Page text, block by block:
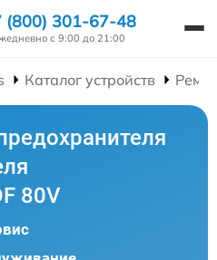
(800) 301-67-48
с 9:00 до 21:00
Каталог устройств
80V